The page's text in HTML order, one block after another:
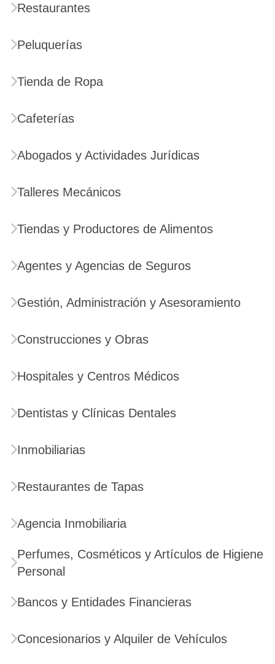
Restaurantes
Peluquerías
Tienda de Ropa
Cafeterías
Abogados y Actividades Jurídicas
Talleres Mecánicos
Tiendas y Productores de Alimentos
Agentes y Agencias de Seguros
Gestión, Administración y Asesoramiento
Construcciones y Obras
Hospitales y Centros Médicos
Dentistas y Clínicas Dentales
Inmobiliarias
Restaurantes de Tapas
Agencia Inmobiliaria
Perfumes, Cosméticos y Artículos de Higiene
Personal
Bancos y Entidades Financieras
Concesionarios y Alquiler de Vehículos